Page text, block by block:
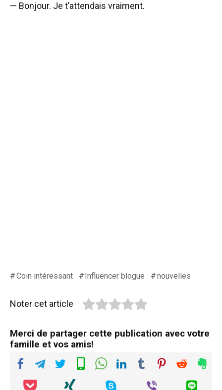
— Bonjour. Je t’attendais vraiment.
Coin intéressant Influencer blogue nouvelles
Noter cet article
Merci de partager cette publication avec votre
famille et vos amis!